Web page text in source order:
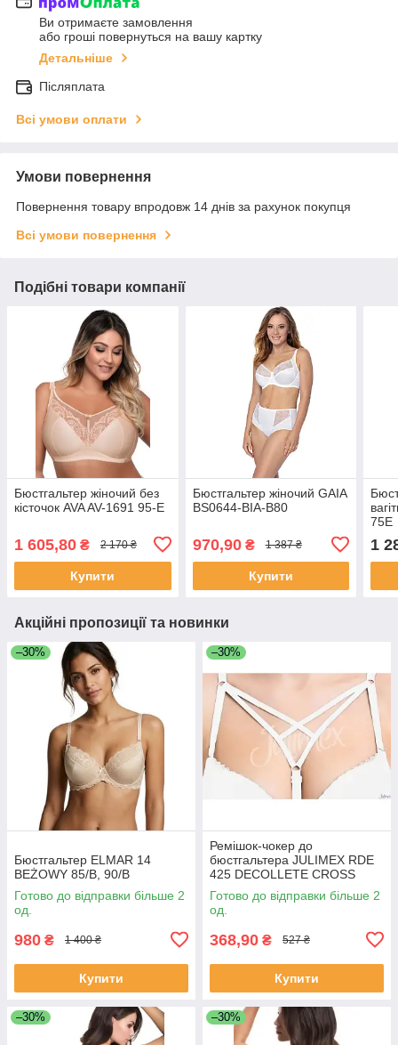
Ви отримаєте замовлення
або гроші повернуться на вашу картку
Детальніше
Післяплата
Всі умови оплати
Умови повернення
Повернення товару впродовж 14 днів за рахунок покупця
Всі умови повернення
Подібні товари компанії
Бюстгальтер жіночий без
кісточок AVA AV-1691 95-E
1 605,80 ₴ 2 170 ₴
Купити
Бюстгальтер жіночий GAIA
BS0644-BIA-B80
970,90₴ 1 387 ₴
Купити
75E
1
Акційні пропозиції та новинки
–30%
Бюстгальтер ELMAR 14
BEŻOWY 85/В, 90/B
Готово до відправки більше 2
од.
980 ₴ 1 400 ₴
Купити
–30%
Ремішок-чокер до
бюстгальтера JULIMEX RDE
425 DECOLLETE CROSS
Готово до відправки більше 2
од.
368,90 ₴ 527 ₴
Купити
–30% –30%